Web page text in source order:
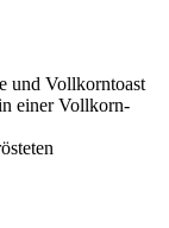
und Vollkorntoast
einer Vollkorn-